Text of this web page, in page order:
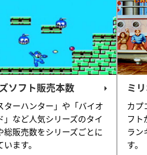
ソフト販売本数
ターハンター」や「バイオ
」など人気シリーズのタイ
総販売数をシリーズごとに
ます。
ミ
カプ
フト
ラン
す。